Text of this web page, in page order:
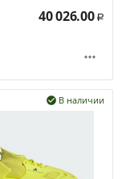
40 026.00 Р

В наличии
